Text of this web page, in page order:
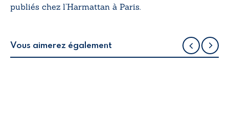
publiés chez l’Harmattan à Paris.
Vous aimerez également